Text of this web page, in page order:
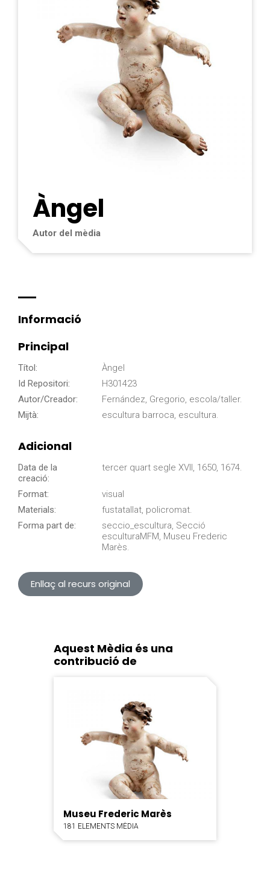
Àngel
Autor del mèdia
Informació
Principal
Títol:
Àngel
Id Repositori:
H301423
Autor/Creador:
Fernández, Gregorio, escola/taller.
Mijtà:
escultura barroca, escultura.
Adicional
Data de la
creació:
tercer quart segle XVII, 1650, 1674.
Format:
visual
Materials:
fustatallat, policromat.
Forma part de:
seccio_escultura, Secció
esculturaMFM, Museu Frederic
Marès.
Enllaç al recurs original
Aquest Mèdia és una
contribució de
Museu Frederic Marès
181 ELEMENTS MÈDIA